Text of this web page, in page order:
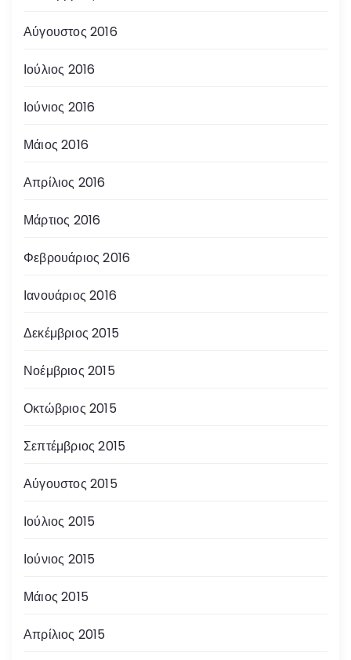
Αύγουστος 2016
Ιούλιος 2016
Ιούνιος 2016
Μάιος 2016
Απρίλιος 2016
Μάρτιος 2016
Φεβρουάριος 2016
Ιανουάριος 2016
Δεκέμβριος 2015
Νοέμβριος 2015
Οκτώβριος 2015
Σεπτέμβριος 2015
Αύγουστος 2015
Ιούλιος 2015
Ιούνιος 2015
Μάιος 2015
Απρίλιος 2015